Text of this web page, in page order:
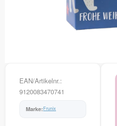
EAN/Artikelnr.:
9120083470741
Frunix